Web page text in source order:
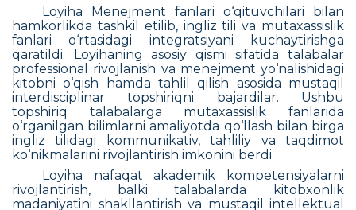
Loyiha Menejment fanlari o‘qituvchilari bilan
hamkorlikda tashkil etilib, ingliz tili va mutaxassislik
fanlari o‘rtasidagi integratsiyani kuchaytirishga
qaratildi. Loyihaning asosiy qismi sifatida talabalar
professional rivojlanish va menejment yo‘nalishidagi
kitobni o‘qish hamda tahlil qilish asosida mustaqil
interdisciplinar topshiriqni bajardilar. Ushbu
topshiriq talabalarga mutaxassislik fanlarida
o‘rganilgan bilimlarni amaliyotda qo‘llash bilan birga
ingliz tilidagi kommunikativ, tahliliy va taqdimot
ko‘nikmalarini rivojlantirish imkonini berdi.
Loyiha nafaqat akademik kompetensiyalarni
rivojlantirish, balki talabalarda kitobxonlik
madaniyatini shakllantirish va mustaqil intellektual